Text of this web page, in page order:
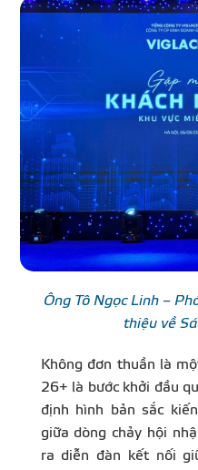
Ông Tô Ngọc Linh –
thiệu về
Không đơn thuần là
26+ là bước khởi đầu
định hình bản sắc
giữa dòng chảy hội
ra diễn đàn kết nối